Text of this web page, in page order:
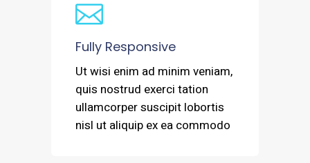
Fully Responsive
Ut wisi enim ad minim veniam,
quis nostrud exerci tation
ullamcorper suscipit lobortis
nisl ut aliquip ex ea commodo